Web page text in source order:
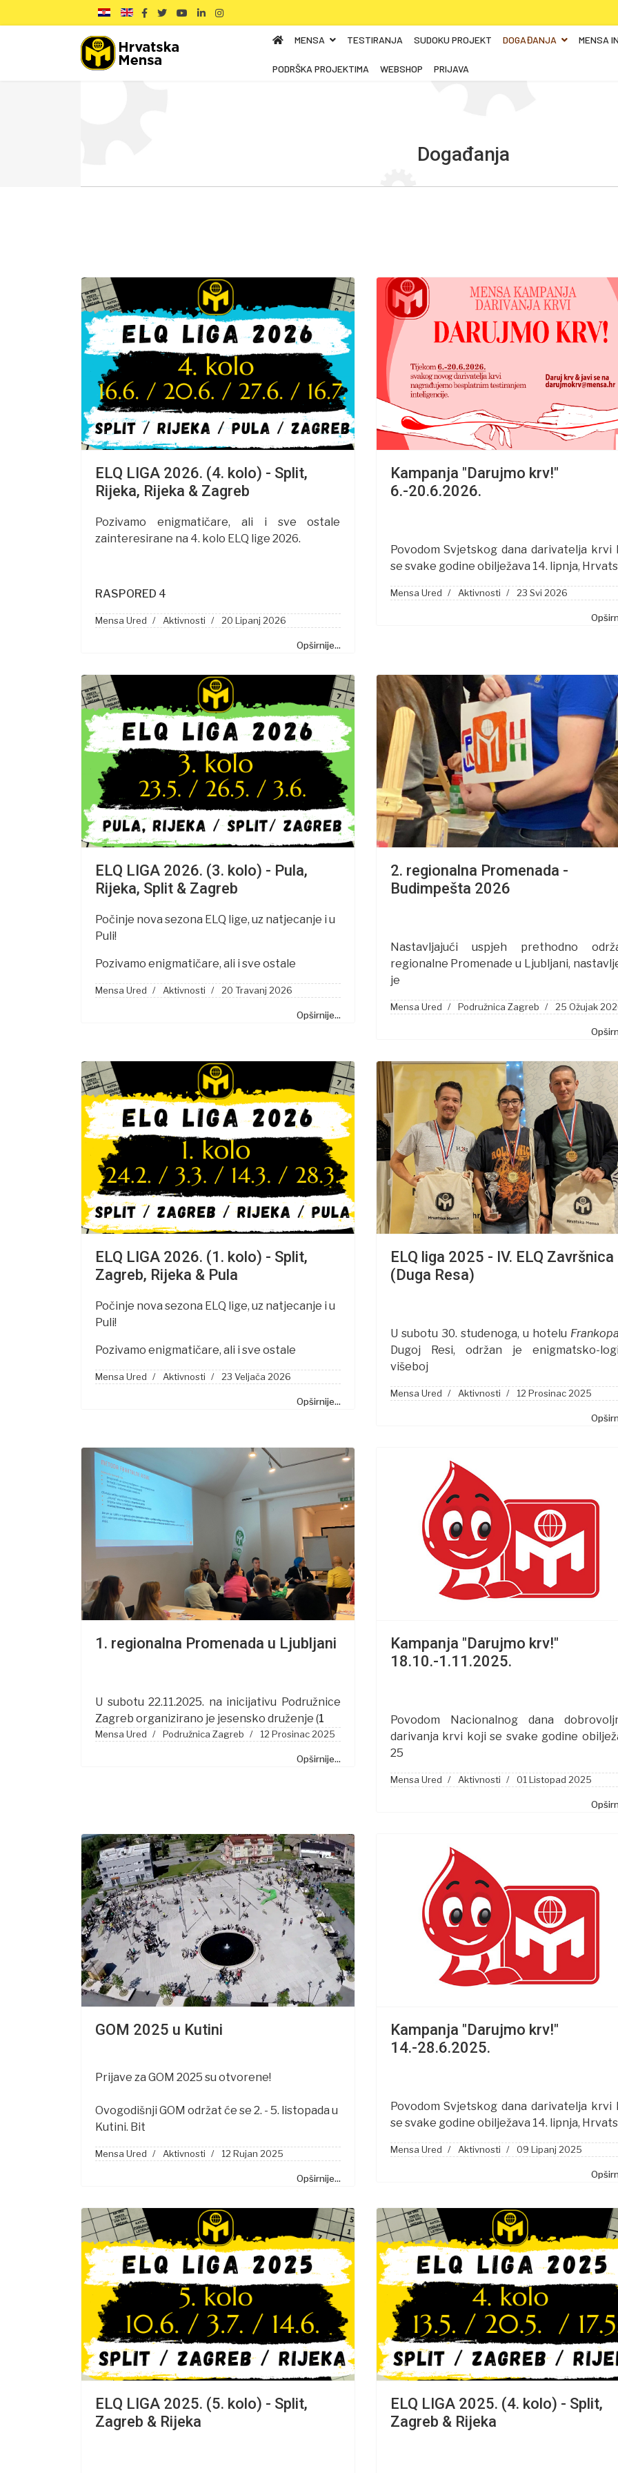
MENSA TESTIRANJA SUDOKU PROJEKT DOGAĐANJA MENSA
PODRŠKA PROJEKTIMA WEBSHOP PRIJAVA
Događanja
ELQ LIGA 2026. (4. kolo) - Split,
Rijeka, Rijeka & Zagreb
Pozivamo enigmatičare, ali i sve ostale
zainteresirane na 4. kolo ELQ lige 2026.
RASPORED 4
Mensa Ured Aktivnosti 20 Lipanj 2026
Opširnije...
Kampanja "Darujmo krv!"
6.-20.6.2026.
Povodom Svjetskog dana darivatelja krvi
se svake godine obilježava 14. lipnja,
Mensa Ured Aktivnosti 23 Svi 2026
ELQ LIGA 2026. (3. kolo) - Pula,
Rijeka, Split & Zagreb
Počinje nova sezona ELQ lige, uz natjecanje i u
Puli!
Pozivamo enigmatičare, ali i sve ostale
Mensa Ured Aktivnosti 20 Travanj 2026
Opširnije...
2. regionalna Promenada -
Budimpešta 2026
Nastavljajući uspjeh prethodno
regionalne Promenade u Ljubljani,
je
Mensa Ured Podružnica Zagreb 25 Ožujak
ELQ LIGA 2026. (1. kolo) - Split,
Zagreb, Rijeka & Pula
Počinje nova sezona ELQ lige, uz natjecanje i u
Puli!
Pozivamo enigmatičare, ali i sve ostale
Mensa Ured Aktivnosti 23 Veljača 2026
Opširnije...
ELQ liga 2025 - IV. ELQ Završnica
(Duga Resa)
U subotu 30. studenoga, u hotelu
Dugoj Resi, održan je enigmatsko-
višeboj
Mensa Ured Aktivnosti 12 Prosinac 2025
1. regionalna Promenada u Ljubljani
U subotu 22.11.2025. na inicijativu Podružnice
Zagreb organizirano je jesensko druženje (1
Mensa Ured Podružnica Zagreb 12 Prosinac 2025
Opširnije...
Kampanja "Darujmo krv!"
18.10.-1.11.2025.
Povodom Nacionalnog dana
darivanja krvi koji se svake godine
25
Mensa Ured Aktivnosti 01 Listopad 2025
GOM 2025 u Kutini
Prijave za GOM 2025 su otvorene!
Ovogodišnji GOM održat će se 2. - 5. listopada u
Kutini. Bit
Mensa Ured Aktivnosti 12 Rujan 2025
Opširnije...
Kampanja "Darujmo krv!"
14.-28.6.2025.
Povodom Svjetskog dana darivatelja krvi
se svake godine obilježava 14. lipnja,
Mensa Ured Aktivnosti 09 Lipanj 2025
ELQ LIGA 2025. (5. kolo) - Split,
Zagreb & Rijeka
ELQ LIGA 2025. (4. kolo) - Split,
Zagreb & Rijeka